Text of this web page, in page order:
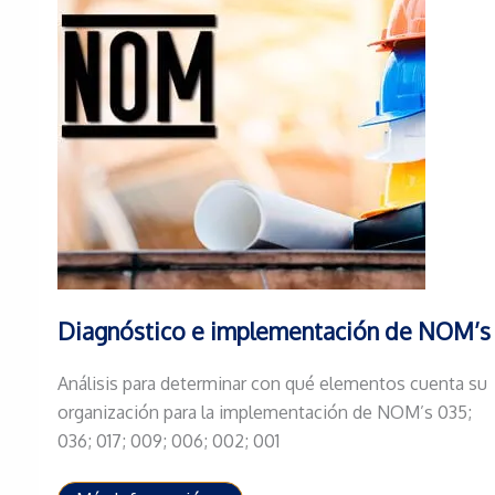
Diagnóstico e implementación de NOM’s
Análisis para determinar con qué elementos cuenta su
organización para la implementación de NOM’s 035;
036; 017; 009; 006; 002; 001